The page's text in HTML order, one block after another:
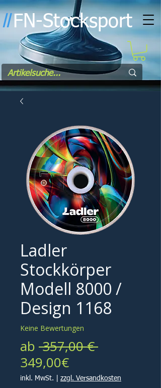
ll FN-Stocksport
Ladler
Stockkörper
Modell 8000 /
Design 1168
Keine Bewertungen
ab 357,00 €
349,00€Sale-
Preis
inkl. MwSt. zzgl. Versandkosten